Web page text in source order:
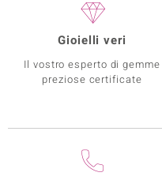
Gioielli veri
Il vostro esperto di gemme
preziose certificate